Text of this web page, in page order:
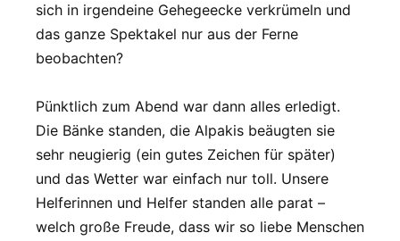
sich in irgendeine Gehegeecke verkrümeln und
das ganze Spektakel nur aus der Ferne
beobachten?
Pünktlich zum Abend war dann alles erledigt.
Die Bänke standen, die Alpakis beäugten sie
sehr neugierig (ein gutes Zeichen für später)
und das Wetter war einfach nur toll. Unsere
Helferinnen und Helfer standen alle parat –
welch große Freude, dass wir so liebe Menschen